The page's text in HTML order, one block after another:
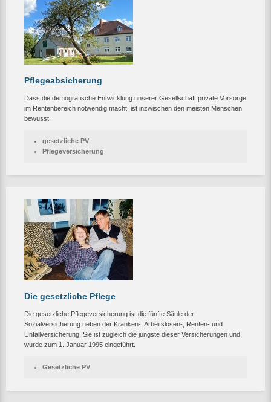
Pflegeabsicherung
Dass die demografische Entwicklung unserer Gesellschaft private Vorsorge
im Rentenbereich notwendig macht, ist inzwischen den meisten Menschen
bewusst.
gesetzliche PV
Pflegeversicherung
Die gesetzliche Pflege
Die gesetzliche Pflegeversicherung ist die fünfte Säule der
Sozialversicherung neben der Kranken-, Arbeitslosen-, Renten- und
Unfallversicherung. Sie ist zugleich die jüngste dieser Versicherungen und
wurde zum 1. Januar 1995 eingeführt.
Gesetzliche PV